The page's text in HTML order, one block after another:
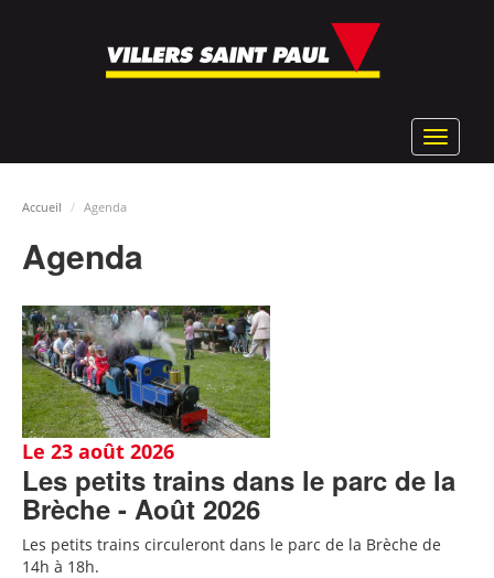
Toggle
Accueil Agenda
Agenda
Le 23 août 2026
Les petits trains dans le parc de la
Brèche - Août 2026
Les petits trains circuleront dans le parc de la Brèche de
14h à 18h.